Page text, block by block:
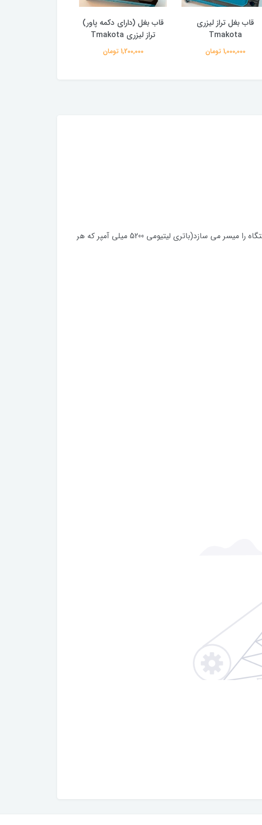
قاب بغل تراز لیزری
Tmakota
1,000,000 تومان
قاب بغل (دارای دکمه پاور)
تراز لیزری Tmakota
1,200,000 تومان
- 2 عدد باطری قابل شارژ با قابلیت آماده به کار طولانی تر که بدون وقفه در کار امکان کار طولانی با دستگاه را میسر می سازد(باتری لیتیومی 5200 میلی آمپر که هر